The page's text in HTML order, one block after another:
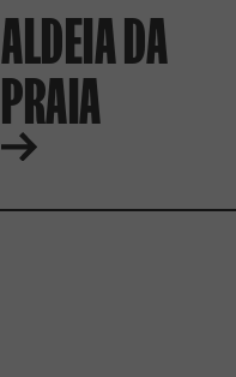
ALDEIA DA
PRAIA